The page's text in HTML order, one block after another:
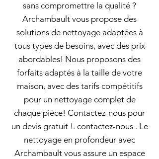
sans compromettre la qualité ?
Archambault vous propose des
solutions de nettoyage adaptées à
tous types de besoins, avec des prix
abordables! Nous proposons des
forfaits adaptés à la taille de votre
maison, avec des tarifs compétitifs
pour un nettoyage complet de
chaque pièce! Contactez-nous pour
un devis gratuit !. contactez-nous . Le
nettoyage en profondeur avec
Archambault vous assure un espace